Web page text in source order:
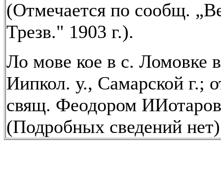
(Отмечается по сообщ.
Трезв." 1903 г.).
Ло мове кое в с. Ломовке в
Иипкол. у., Самарской г.;
свящ. Феодором
(Подробных сведений